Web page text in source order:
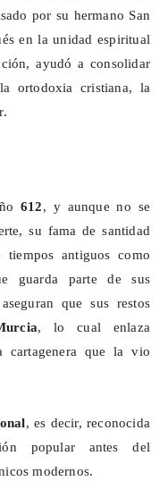
por su hermano San
en la unidad espiritual
ayudó a consolidar
ortodoxia cristiana, la
612, y aunque no se
su fama de santidad
tiempos antiguos como
guarda parte de sus
que sus restos
, lo cual enlaza
cartagenera que la vio
, es decir, reconocida
popular antes del
modernos.